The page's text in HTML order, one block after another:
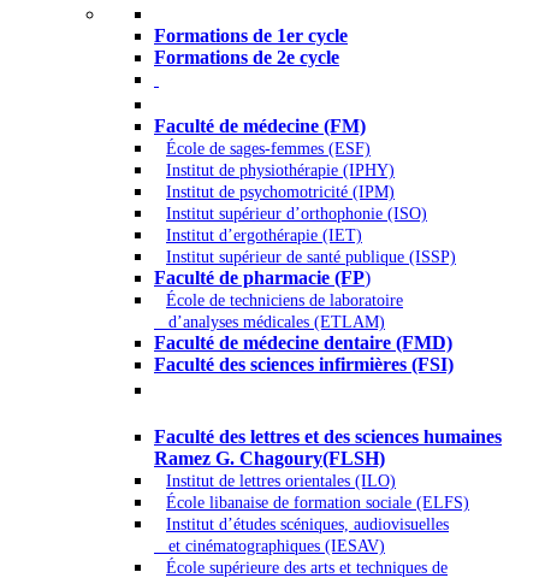
Formations de 1er cycle
Formations de 2e cycle
Faculté de médecine (FM)
École de sages-femmes (ESF)
Institut de physiothérapie (IPHY)
Institut de psychomotricité (IPM)
Institut supérieur d’orthophonie (ISO)
Institut d’ergothérapie (IET)
Institut supérieur de santé publique (ISSP)
Faculté de pharmacie (FP)
École de techniciens de laboratoire
d’analyses médicales (ETLAM)
Faculté de médecine dentaire (FMD)
Faculté des sciences infirmières (FSI)
Faculté des lettres et des sciences humaines
Ramez G. Chagoury(FLSH)
Institut de lettres orientales (ILO)
École libanaise de formation sociale (ELFS)
Institut d’études scéniques, audiovisuelles
et cinématographiques (IESAV)
École supérieure des arts et techniques de